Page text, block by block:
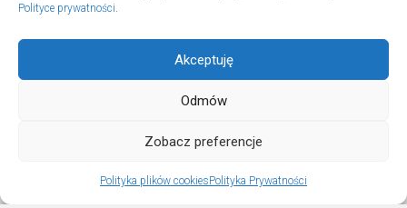
Polityce prywatności.
Akceptuję
Odmów
Zobacz preferencje
Polityka plików cookiesPolityka Prywatności